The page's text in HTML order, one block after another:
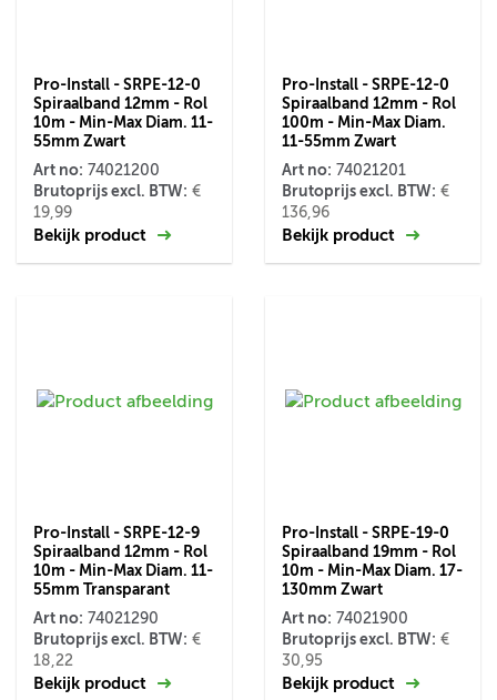
Pro-Install - SRPE-12-0
Spiraalband 12mm - Rol
10m - Min-Max Diam. 11-
55mm Zwart
Art no: 74021200
Brutoprijs excl. BTW: €
19,99
Bekijk product
Pro-Install - SRPE-12-0
Spiraalband 12mm - Rol
100m - Min-Max Diam.
11-55mm Zwart
Art no: 74021201
Brutoprijs excl. BTW: €
136,96
Bekijk product
Pro-Install - SRPE-12-9
Spiraalband 12mm - Rol
10m - Min-Max Diam. 11-
55mm Transparant
Art no: 74021290
Brutoprijs excl. BTW: €
18,22
Bekijk product
Pro-Install - SRPE-19-0
Spiraalband 19mm - Rol
10m - Min-Max Diam. 17-
130mm Zwart
Art no: 74021900
Brutoprijs excl. BTW: €
30,95
Bekijk product